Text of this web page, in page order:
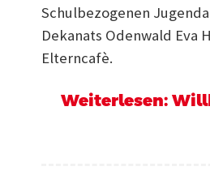
Schulbezogenen
Dekanats Odenwald Eva
Elterncafè.
Weiterlesen: